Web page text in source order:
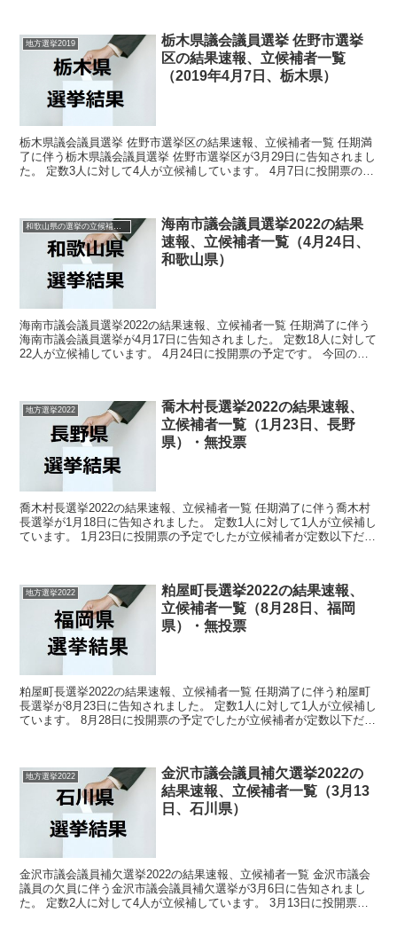
地方選挙2019
栃木県議会議員選挙 佐野市選挙
区の結果速報、立候補者一覧
（2019年4月7日、栃木県）
栃木県議会議員選挙 佐野市選挙区の結果速報、立候補者一覧 任期満
了に伴う栃木県議会議員選挙 佐野市選挙区が3月29日に告知されまし
た。 定数3人に対して4人が立候補しています。 4月7日に投開票の予
和歌山県の選挙の立候補者と結果速報一覧
海南市議会議員選挙2022の結果
速報、立候補者一覧（4月24日、
和歌山県）
海南市議会議員選挙2022の結果速報、立候補者一覧 任期満了に伴う
海南市議会議員選挙が4月17日に告知されました。 定数18人に対して
22人が立候補しています。 4月24日に投開票の予定です。 今回の記
地方選挙2022
喬木村長選挙2022の結果速報、
立候補者一覧（1月23日、長野
県）・無投票
喬木村長選挙2022の結果速報、立候補者一覧 任期満了に伴う喬木村
長選挙が1月18日に告知されました。 定数1人に対して1人が立候補し
ています。 1月23日に投開票の予定でしたが立候補者が定数以下だっ
地方選挙2022
粕屋町長選挙2022の結果速報、
立候補者一覧（8月28日、福岡
県）・無投票
粕屋町長選挙2022の結果速報、立候補者一覧 任期満了に伴う粕屋町
長選挙が8月23日に告知されました。 定数1人に対して1人が立候補し
ています。 8月28日に投開票の予定でしたが立候補者が定数以下だっ
地方選挙2022
金沢市議会議員補欠選挙2022の
結果速報、立候補者一覧（3月13
日、石川県）
金沢市議会議員補欠選挙2022の結果速報、立候補者一覧 金沢市議会
議員の欠員に伴う金沢市議会議員補欠選挙が3月6日に告知されまし
た。 定数2人に対して4人が立候補しています。 3月13日に投開票の